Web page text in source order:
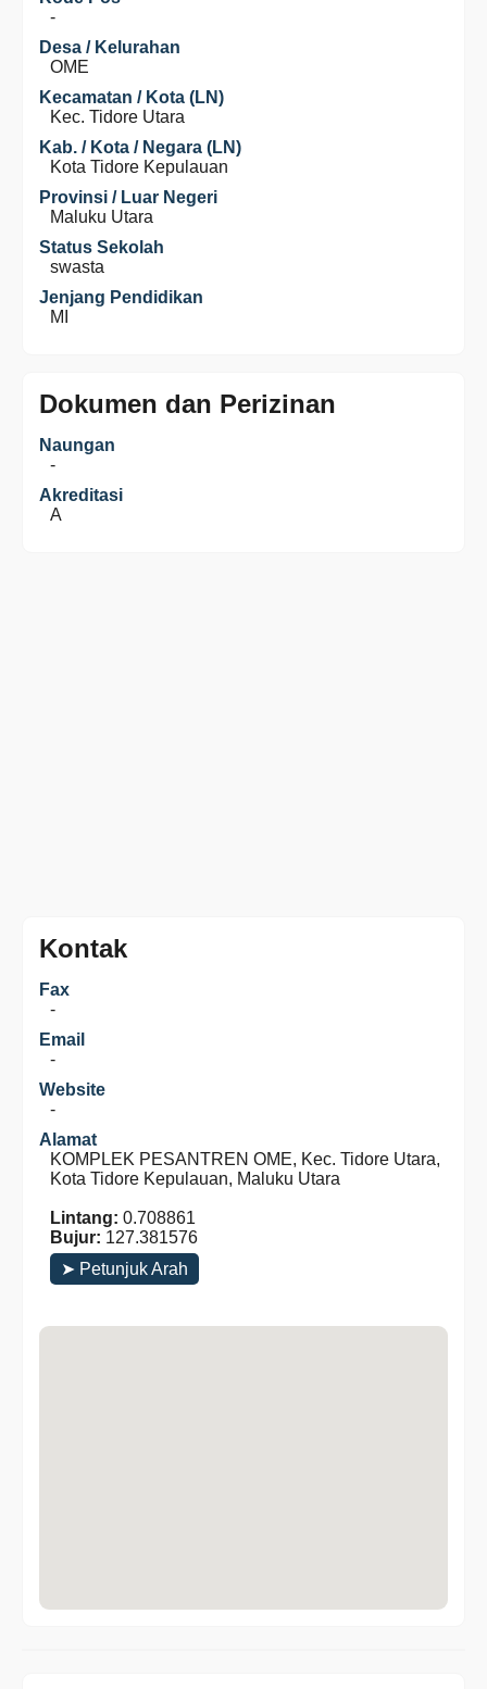
-
Desa / Kelurahan
OME
Kecamatan / Kota (LN)
Kec. Tidore Utara
Kab. / Kota / Negara (LN)
Kota Tidore Kepulauan
Provinsi / Luar Negeri
Maluku Utara
Status Sekolah
swasta
Jenjang Pendidikan
MI
Dokumen dan Perizinan
Naungan
-
Akreditasi
A
Kontak
Fax
-
Email
-
Website
-
Alamat
KOMPLEK PESANTREN OME, Kec. Tidore Utara,
Kota Tidore Kepulauan, Maluku Utara
Lintang: 0.708861
Bujur: 127.381576
➤ Petunjuk Arah